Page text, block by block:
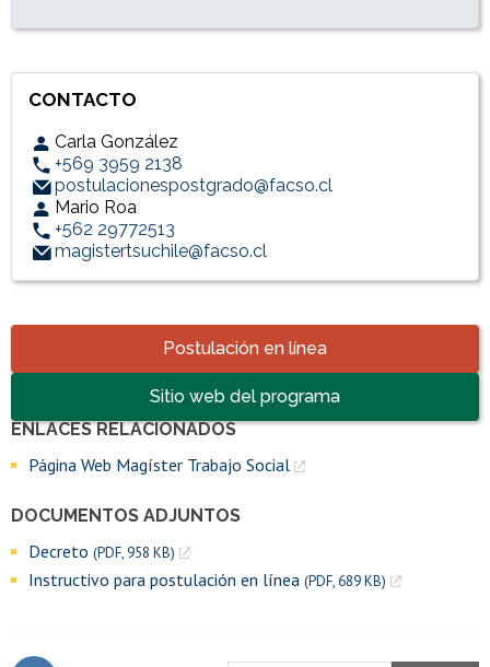
Accesos directosPostulación en línea
Sitio web del programa
Enlaces y documentos de interés
ENLACES RELACIONADOS
Página Web Magíster Trabajo Social
DOCUMENTOS ADJUNTOS
Decreto (PDF, 958 KB)
Instructivo para postulación en línea (PDF, 689 KB)
CONTACTO
Carla González
+569 3959 2138
postulacionespostgrado@facso.cl
Mario Roa
+562 29772513
magistertsuchile@facso.cl